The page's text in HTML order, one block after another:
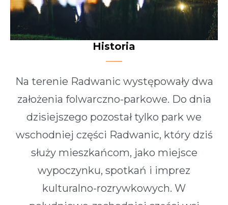
Historia
Na terenie Radwanic występowały dwa
założenia folwarczno-parkowe. Do dnia
dzisiejszego pozostał tylko park we
wschodniej części Radwanic, który dziś
służy mieszkańcom, jako miejsce
wypoczynku, spotkań i imprez
kulturalno-rozrywkowych. W